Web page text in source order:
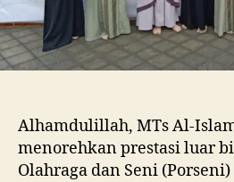
Alhamdulillah, MTs Al-
menorehkan prestasi luar
Olahraga dan Seni